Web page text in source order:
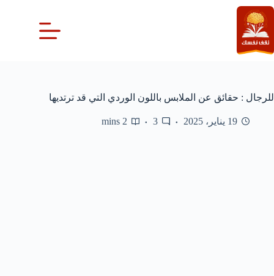
التجاوز
إلى
المحتوى
للرجال : حقائق عن الملابس باللون الوردي التي قد ترتديها
19 يناير، 2025 3
2 mins